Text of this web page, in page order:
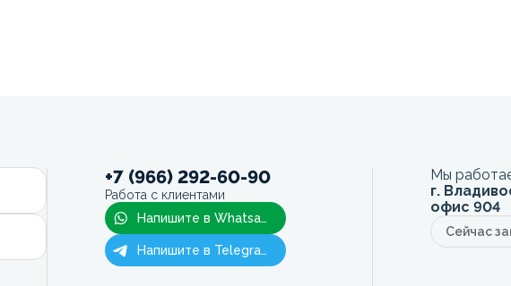
+7 (966) 292-60-90
Работа с клиентами
Напишите в Whatsapp
Напишите в Telegram
Мы
г.
офис 904
Сейчас